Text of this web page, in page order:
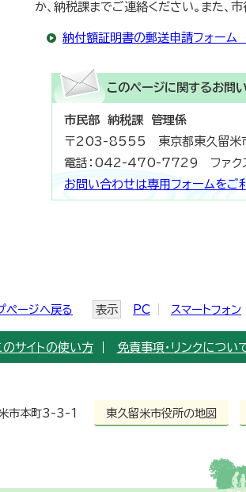
か、納税課までご連絡ください。また、
納付額証明書の郵送申請フォーム
このページに関するお問
市民部 納税課 管理係
〒203-8555 東京都東久留米
電話：042-470-7729 ファ
お問い合わせは専用フォームをご
ページへ戻る 表示 PC スマートフォン
のサイトの使い方 免責事項・リンクについ
市本町3-3-1 東久留米市役所の地図